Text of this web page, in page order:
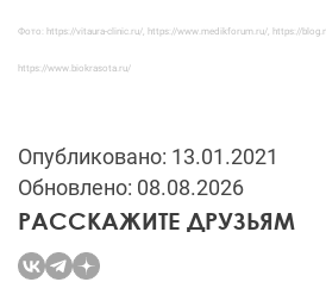
Фото: https://vitaura-clinic.ru/, https://www.medikforum.ru/, https://
https://www.biokrasota.ru/
Опубликовано: 13.01.2021
Обновлено: 08.08.2026
РАССКАЖИТЕ ДРУЗЬЯМ